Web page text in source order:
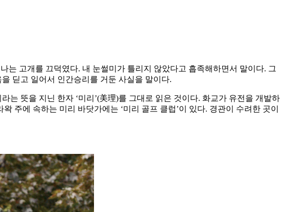
는 고개를 끄덕였다. 내 눈썰미가 틀리지 않았다고 흡족해하면서 말이다. 그
딛고 일어서 인간승리를 거둔 사실을 말이다.
는 뜻을 지닌 한자 ‘미리’(美理)를 그대로 읽은 것이다. 화교가 유전을 개발하
주에 속하는 미리 바닷가에는 ‘미리 골프 클럽’이 있다. 경관이 수려한 곳이